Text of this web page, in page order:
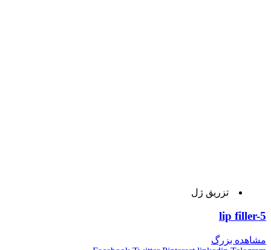
تزریق ژل
lip filler-5
مشاهده بزرگ